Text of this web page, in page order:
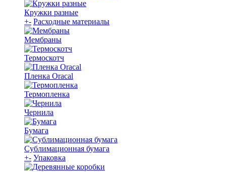
Кружки разные
+- Расходные материалы
Мембраны
Термоскотч
Пленка Oracal
Термопленка
Чернила
Бумага
Сублимационная бумага
+- Упаковка